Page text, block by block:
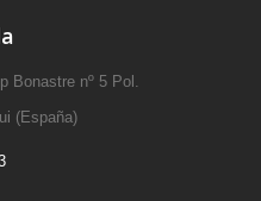
Bonastre nº 5 Pol.
(España)